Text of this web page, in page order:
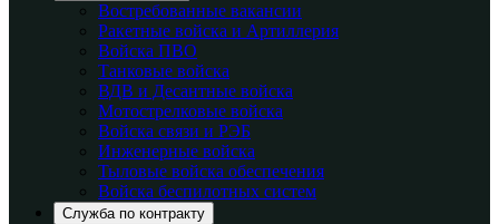
Востребованные вакансии
Ракетные войска и Артиллерия
Войска ПВО
Танковые войска
ВДВ и Десантные войска
Мотострелковые войска
Войска связи и РЭБ
Инженерные войска
Тыловые войска обеспечения
Войска беспилотных систем
Служба по контракту